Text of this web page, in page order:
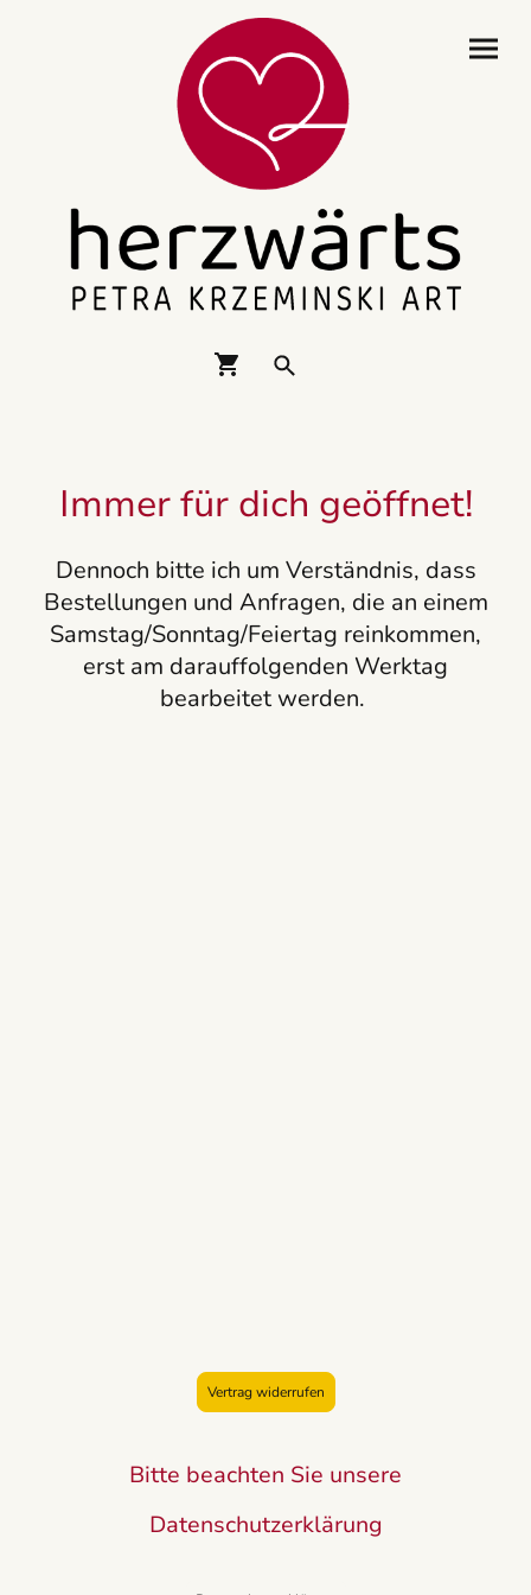
Immer für dich geöffnet!
Dennoch bitte ich um Verständnis, dass
Bestellungen und Anfragen, die an einem
Samstag/Sonntag/Feiertag reinkommen,
erst am darauffolgenden Werktag
bearbeitet werden.
Vertrag widerrufen
Bitte beachten Sie unsere
Datenschutzerklärung